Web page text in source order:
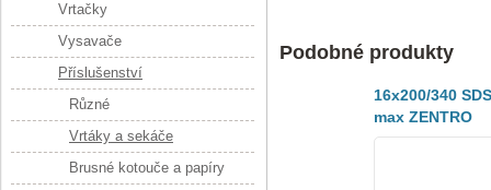
Podobné produkty
16x200/340
max ZENTRO
Vrtačky
Vysavače
Příslušenství
Různé
Vrtáky a sekáče
Brusné kotouče a papíry